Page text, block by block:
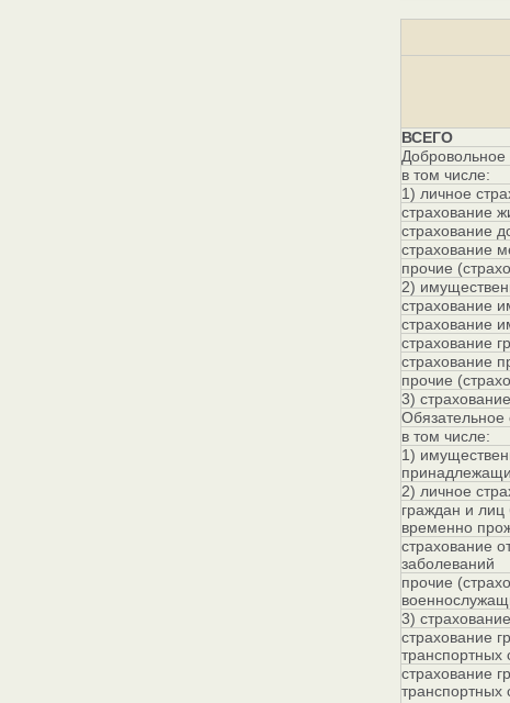
ВСЕГО
Добровольное
в том числе:
1) личное
страхование
страхование
страхование
прочие
2)
страхование
страхование
страхование
страхование
прочие
3)
Обязательное
в том числе:
1)
2) личное
граждан и
временно
страхование
заболеваний
прочие
3)
страхование
транспортных
страхование
транспортных